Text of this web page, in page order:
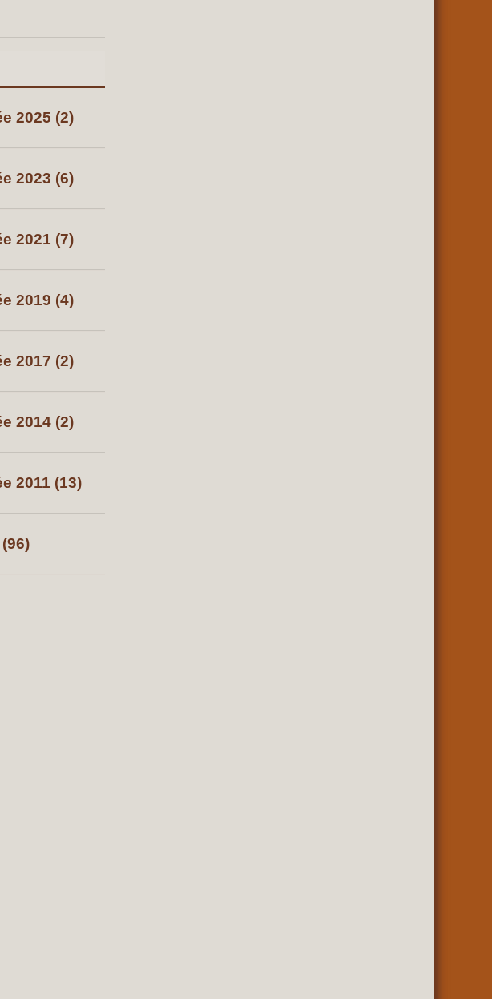
2025 (2)
2023 (6)
2021 (7)
2019 (4)
2017 (2)
2014 (2)
2011 (13)